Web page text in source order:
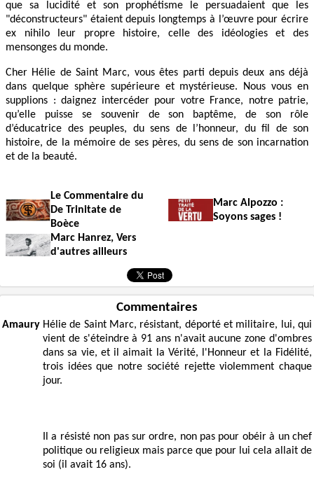
que sa lucidité et son prophétisme le persuadaient que les
"déconstructeurs" étaient depuis longtemps à l’œuvre pour écrire
ex nihilo leur propre histoire, celle des idéologies et des
mensonges du monde.
Cher Hélie de Saint Marc, vous êtes parti depuis deux ans déjà
dans quelque sphère supérieure et mystérieuse. Nous vous en
supplions : daignez intercéder pour votre France, notre patrie,
qu’elle puisse se souvenir de son baptême, de son rôle
d’éducatrice des peuples, du sens de l’honneur, du fil de son
histoire, de la mémoire de ses pères, du sens de son incarnation
et de la beauté.
Le Commentaire du
De Trinitate de
Boèce
Marc Alpozzo :
Soyons sages !
Marc Hanrez, Vers
d'autres ailleurs
Commentaires
Amaury Hélie de Saint Marc, résistant, déporté et militaire, lui, qui
vient de s'éteindre à 91 ans n'avait aucune zone d'ombres
dans sa vie, et il aimait la Vérité, l'Honneur et la Fidélité,
trois idées que notre société rejette violemment chaque
jour.
Il a résisté non pas sur ordre, non pas pour obéir à un chef
politique ou religieux mais parce que pour lui cela allait de
soi (il avait 16 ans).